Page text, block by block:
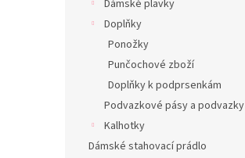
Dámské plavky
Doplňky
Ponožky
Punčochové zboží
Doplňky k podprsenkám
Podvazkové pásy a podvazky
Kalhotky
Dámské stahovací prádlo